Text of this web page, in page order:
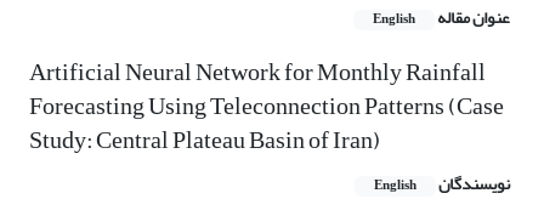
عنوان مقاله English
Artificial Neural Network for Monthly Rainfall
Forecasting Using Teleconnection Patterns (Case
Study: Central Plateau Basin of Iran)
نویسندگان English